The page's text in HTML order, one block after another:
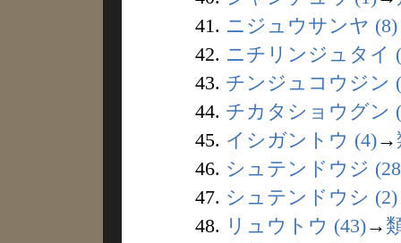
41. ニジュウサンヤ (8)
42. ニチリンジュタイ
43. チンジュコウジン
44. チカタショウグン
45. イシガントウ (4)→
46. シュテンドウジ
47. シュテンドウシ (2)
48. リュウトウ (43)→